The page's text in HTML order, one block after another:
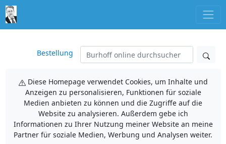
Bestellung
Diese Homepage verwendet Cookies, um Inhalte und
Anzeigen zu personalisieren, Funktionen für soziale
Medien anbieten zu können und die Zugriffe auf die
Website zu analysieren. Außerdem gebe ich
Informationen zu Ihrer Nutzung meiner Website an meine
Partner für soziale Medien, Werbung und Analysen weiter.